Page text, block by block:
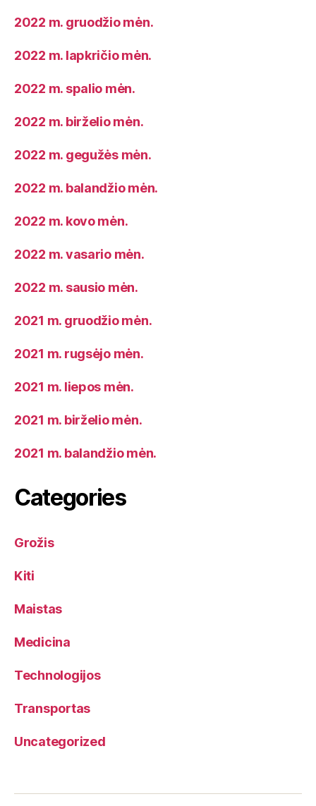
2022 m. gruodžio mėn.
2022 m. lapkričio mėn.
2022 m. spalio mėn.
2022 m. birželio mėn.
2022 m. gegužės mėn.
2022 m. balandžio mėn.
2022 m. kovo mėn.
2022 m. vasario mėn.
2022 m. sausio mėn.
2021 m. gruodžio mėn.
2021 m. rugsėjo mėn.
2021 m. liepos mėn.
2021 m. birželio mėn.
2021 m. balandžio mėn.
Categories
Grožis
Kiti
Maistas
Medicina
Technologijos
Transportas
Uncategorized